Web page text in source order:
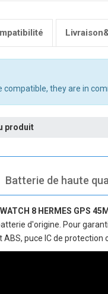
compatible, they are in
produit
Batterie de haute
8 HERMES GPS
d'origine. Pour
puce IC de protection